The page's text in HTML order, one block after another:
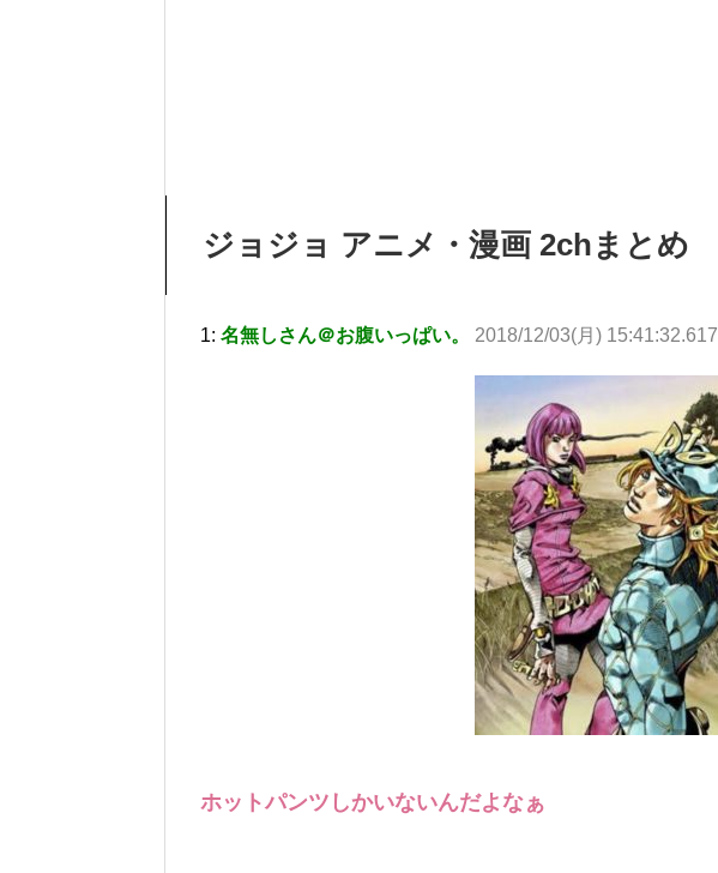
ジョジョ アニメ・漫画 2chまとめ
1: 名無しさん＠お腹いっぱい。 2018/12/03(月) 15:41:32.617
ホットパンツしかいないんだよなぁ